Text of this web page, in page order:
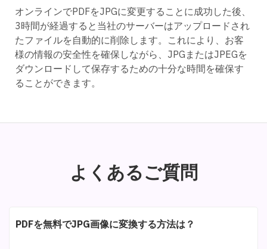
オンラインでPDFをJPGに変更することに成功した後、
3時間が経過すると当社のサーバーはアップロードされ
たファイルを自動的に削除します。これにより、お客
様の情報の安全性を確保しながら、JPGまたはJPEGを
ダウンロードして保存するための十分な時間を確保す
ることができます。
よくあるご質問
PDFを無料でJPG画像に変換する方法は？